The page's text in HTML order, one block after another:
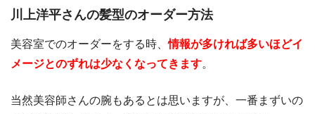
川上洋平さんの髪型のオーダー方法
美容室でのオーダーをする時、情報が多ければ多いほどイ
メージとのずれは少なくなってきます。
当然美容師さんの腕もあるとは思いますが、一番まずいの